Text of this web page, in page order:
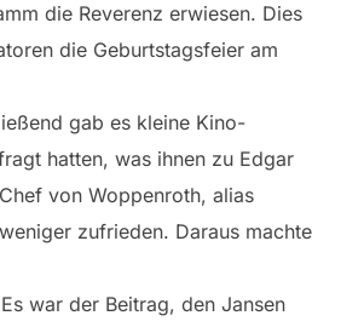
die Reverenz erwiesen. Dies
die Geburtstagsfeier am
gab es kleine Kino-
hatten, was ihnen zu Edgar
von Woppenroth, alias
zufrieden. Daraus machte
war der Beitrag, den Jansen